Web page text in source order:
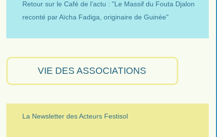
Retour sur le Café de l’actu : "Le Massif du Fouta Djalon
reconté par Aïcha Fadiga, originaire de Guinée"
VIE DES ASSOCIATIONS
La Newsletter des Acteurs Festisol